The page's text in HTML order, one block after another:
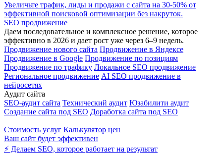
Увеличьте трафик, лиды и продажи с сайта на 30-50% от
эффективной поисковой оптимизации без накруток.
SEO продвижение
Даем последовательное и комплексное решение, которое
эффективно в 2026 и дает рост уже через 6–9 недель.
Продвижение нового сайта Продвижение в Яндексе
Продвижение в Google Продвижение по позициям
Продвижение по трафику Локальное SEO продвижение
Региональное продвижение AI SEO продвижение в
нейросетях
Аудит сайта
SEO-аудит сайта Технический аудит Юзабилити аудит
Создание сайта под SEO Доработка сайта под SEO
Стоимость услуг Калькулятор цен
Ваш сайт будет эффективен
⚡ Делаем SEO, которое работает на результат